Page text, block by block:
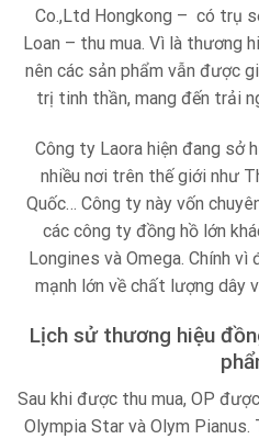
Co.,Ltd Hongkong – có trụ
Loan – thu mua. Vì là thương
nên các sản phẩm vẫn được
trị tinh thần, mang đến trải
Công ty Laora hiện đang sở
nhiều nơi trên thế giới như
Quốc… Công ty này vốn
các công ty đồng hồ lớn
Longines và Omega. Chính
mạnh lớn về chất lượng dây
Lịch sử thương hiệu
Sau khi được thu mua, OP
Olympia Star và Olym